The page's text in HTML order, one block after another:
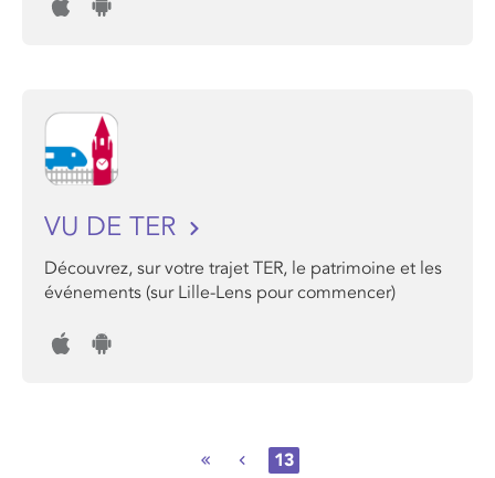
VU DE TER
Découvrez, sur votre trajet TER, le patrimoine et les
événements (sur Lille-Lens pour commencer)
13